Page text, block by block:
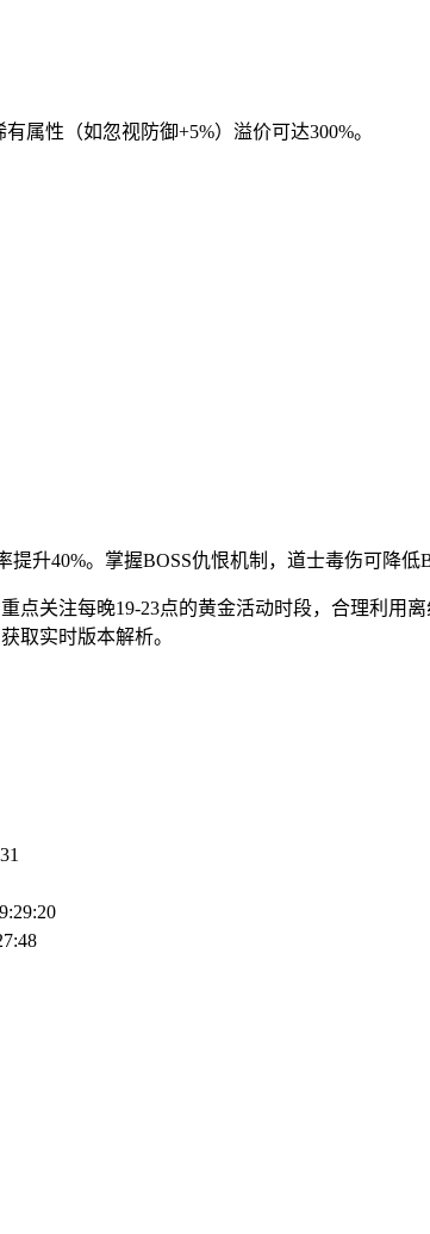
属性（如忽视防御+5%）溢价可达300%。
升40%。掌握BOSS仇恨机制，道士毒伤可降低
关注每晚19-23点的黄金活动时段，合理利用
取实时版本解析。